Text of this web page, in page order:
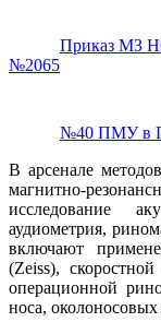
Приказ МЗ
№2065
№40 ПМУ в
В арсенале
магнитно-
исследование
аудиометрия,
включают
(Zeiss),
операционной
носа,